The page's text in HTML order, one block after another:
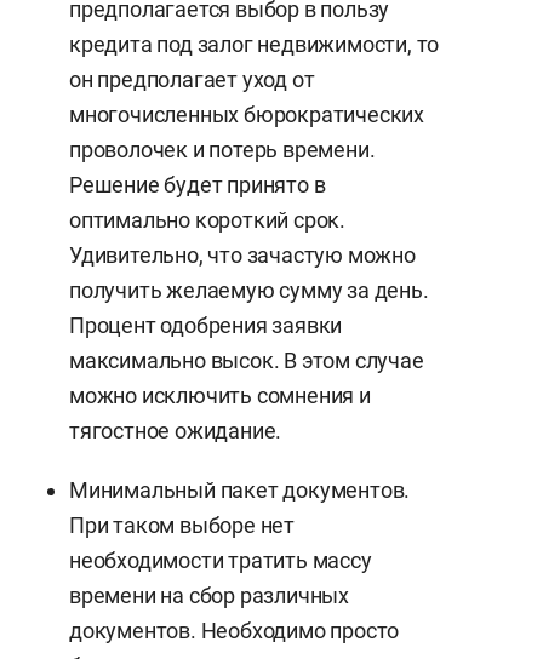
предполагается выбор в пользу
кредита под залог недвижимости, то
он предполагает уход от
многочисленных бюрократических
проволочек и потерь времени.
Решение будет принято в
оптимально короткий срок.
Удивительно, что зачастую можно
получить желаемую сумму за день.
Процент одобрения заявки
максимально высок. В этом случае
можно исключить сомнения и
тягостное ожидание.
Минимальный пакет документов.
При таком выборе нет
необходимости тратить массу
времени на сбор различных
документов. Необходимо просто